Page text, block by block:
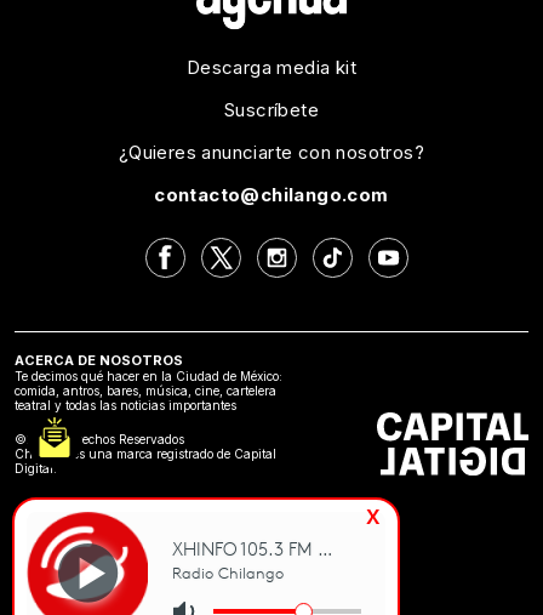
Descarga media kit
Suscríbete
¿Quieres anunciarte con nosotros?
contacto@chilango.com
ACERCA DE NOSOTROS
Te decimos qué hacer en la Ciudad de México:
comida, antros, bares, música, cine, cartelera
teatral y todas las noticias importantes
©2024 Derechos Reservados
Chilango es una marca registrado de Capital
Digital.
x